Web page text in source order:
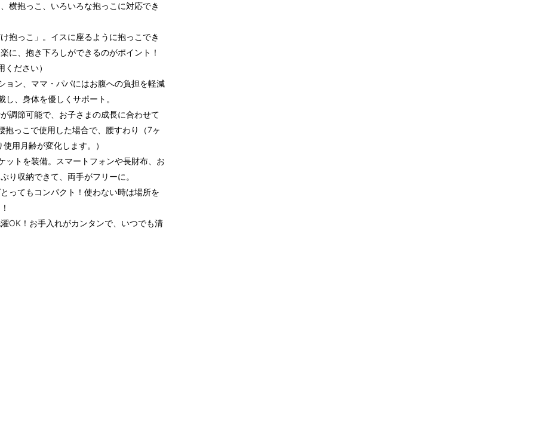
横抱っこ、いろいろな抱っこに対応でき
抱っこ」。イスに座るように抱っこでき
に、抱き下ろしができるのがポイント！
ださい）
ョン、ママ・パパにはお腹への負担を軽減
、身体を優しくサポート。
調節可能で、お子さまの成長に合わせて
っこで使用した場合で、腰すわり（7ヶ
用月齢が変化します。）
トを装備。スマートフォンや長財布、お
り収納できて、両手がフリーに。
ってもコンパクト！使わない時は場所を
OK！お手入れがカンタンで、いつでも清